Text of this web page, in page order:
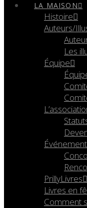
LA MAISON
Histoire
Auteurs/
Les
Équipe
PrillyLivres
Livres en
Comment